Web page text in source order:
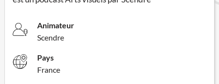
Animateur
Scendre
Pays
France